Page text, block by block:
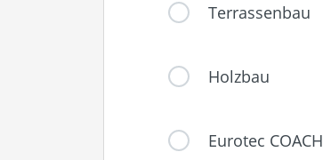
Terrassenbau
Holzbau
Eurotec COACH